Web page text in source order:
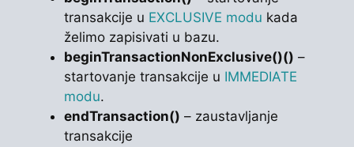
transakcije u EXCLUSIVE modu kada
želimo zapisivati u bazu.
beginTransactionNonExclusive()() –
startovanje transakcije u IMMEDIATE
modu.
endTransaction() – zaustavljanje
transakcije